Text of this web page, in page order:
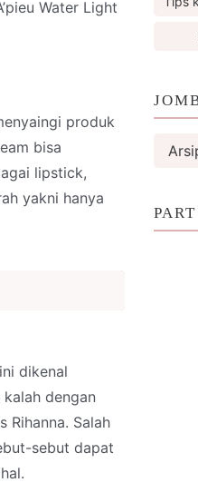
Water Light
produk
bisa
lipstick,
yakni hanya
dikenal
dengan
Rihanna. Salah
sebut dapat